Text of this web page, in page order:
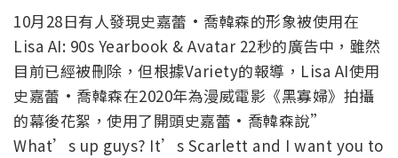
10月28日有人發現史嘉蕾·喬韓森的形象被使用在
Lisa AI: 90s Yearbook & Avatar 22秒的廣告中，雖然
目前已經被刪除，但根據Variety的報導，Lisa AI使用
史嘉蕾·喬韓森在2020年為漫威電影《黑寡婦》拍攝
的幕後花絮，使用了開頭史嘉蕾·喬韓森說”
What’s up guys? It’s Scarlett and I want you to